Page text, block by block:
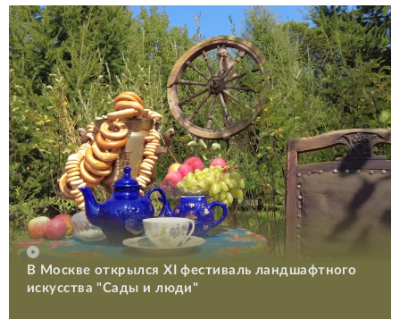
В Москве открылся XI фестиваль ландшафтного
искусства "Сады и люди"